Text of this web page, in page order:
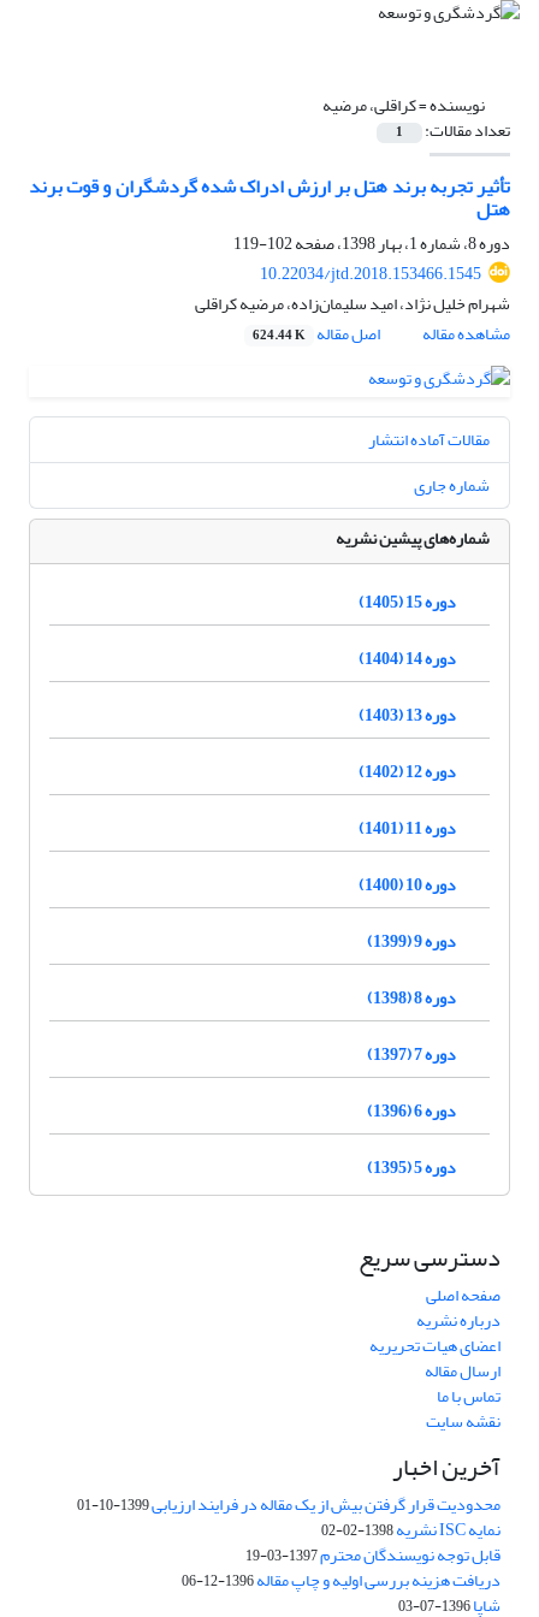
نویسنده =کراقلی، مرضیه
تعداد مقالات: 1
تأثیر تجربه برند هتل بر ارزش ادراک شده گردشگران و قوت برند
هتل
دوره 8، شماره 1، بهار 1398، صفحه
102-119
10.22034/jtd.2018.153466.1545
شهرام خلیل نژاد، امید سلیمان‌زاده، مرضیه کراقلی
مشاهده مقاله
اصل مقاله 624.44 K
مقالات آماده انتشار
شماره جاری
شماره‌های پیشین نشریه
دوره 15 (1405)
دوره 14 (1404)
دوره 13 (1403)
دوره 12 (1402)
دوره 11 (1401)
دوره 10 (1400)
دوره 9 (1399)
دوره 8 (1398)
دوره 7 (1397)
دوره 6 (1396)
دوره 5 (1395)
دسترسی سریع
صفحه اصلی
درباره نشریه
اعضای هیات تحریریه
ارسال مقاله
تماس با ما
نقشه سایت
آخرین اخبار
محدودیت قرار گرفتن بیش از یک مقاله در فرایند ارزیابی1399-10-01
نمایه ISC نشریه 1398-02-02
قابل توجه نویسندگان محترم1397-03-19
دریافت هزینه بررسی اولیه و چاپ مقاله1396-12-06
شاپا1396-07-03